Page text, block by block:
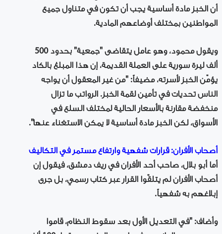
أن الخبز مادة أساسية يجب أن تكون في متناول جميع
المواطنين بمختلف أوضاعهم المادية.
ويقول محمود، وهو عامل يتقاضى "جمعية" بحدود 500
ألف ليرة سورية على العملة القديمة، إن هذا المبلغ بالكاد
يؤمّن الخبز لأسرته، مضيفاً: "من غير المعقول أن يواجه
الناس تحديات في تأمين لقمة الخبز. الرواتب ما تزال
منخفضة مقارنة بالأسعار الحالية لمختلف السلع في
الأسواق، لكن الخبز مادة أساسية لا يمكن الاستغناء عنها".
أصحاب الأفران: قرارات شفهية وارتفاع مستمر في التكاليف
أما أبو بلال، صاحب أحد الأفران في ريف دمشق، فيقول إن
أصحاب الأفران لم يتلقّوا القرار عبر كتاب رسمي، بل جرى
إبلاغهم به شفهياً.
وأضاف: "في التعديل الأول بعد سقوط النظام، قاموا